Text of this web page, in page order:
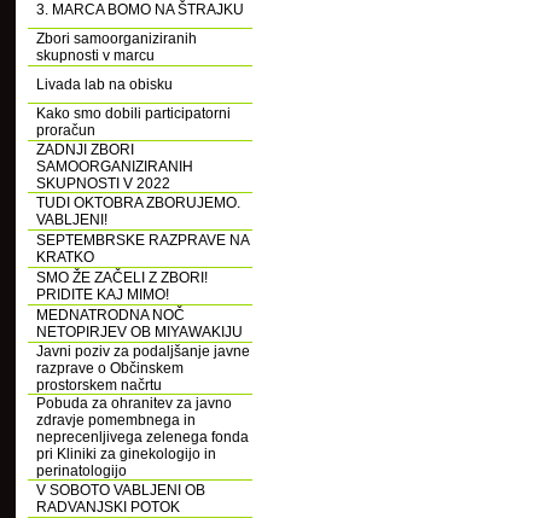
3. MARCA BOMO NA ŠTRAJKU
Zbori samoorganiziranih
skupnosti v marcu
Livada lab na obisku
Kako smo dobili participatorni
proračun
ZADNJI ZBORI
SAMOORGANIZIRANIH
SKUPNOSTI V 2022
TUDI OKTOBRA ZBORUJEMO.
VABLJENI!
SEPTEMBRSKE RAZPRAVE NA
KRATKO
SMO ŽE ZAČELI Z ZBORI!
PRIDITE KAJ MIMO!
MEDNATRODNA NOČ
NETOPIRJEV OB MIYAWAKIJU
Javni poziv za podaljšanje javne
razprave o Občinskem
prostorskem načrtu
Pobuda za ohranitev za javno
zdravje pomembnega in
neprecenljivega zelenega fonda
pri Kliniki za ginekologijo in
perinatologijo
V SOBOTO VABLJENI OB
RADVANJSKI POTOK